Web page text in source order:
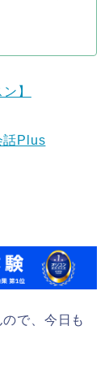
】
話Plus
で、今日も